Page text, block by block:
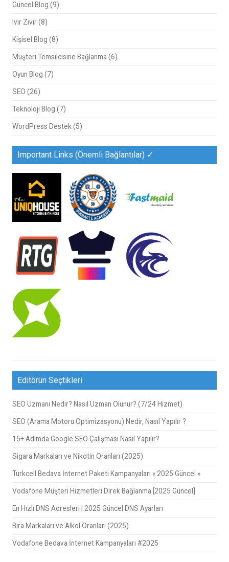
Güncel Blog (9)
Ivır Zıvır(8)
Kişisel Blog (8)
Müşteri Temsilcisine Bağlanma (6)
Oyun Blog (7)
SEO (26)
Teknoloji Blog (7)
WordPress Destek (5)
Important Links (Önemli Bağlantılar) ✓
Editörün Seçtikleri
SEO Uzmanı Nedir? Nasıl Uzman Olunur? (7/24 Hizmet)
SEO (Arama Motoru Optimizasyonu) Nedir, Nasıl Yapılır ?
15+ Adımda Google SEO Çalışması Nasıl Yapılır?
Sigara Markaları ve Nikotin Oranları (2025)
Turkcell Bedava İnternet Paketi Kampanyaları « 2025 Güncel »
Vodafone Müşteri Hizmetleri Direk Bağlanma [2025 Güncel]
En Hızlı DNS Adresleri | 2025 Güncel DNS Ayarları
Bira Markaları ve Alkol Oranları (2025)
Vodafone Bedava İnternet Kampanyaları #2025